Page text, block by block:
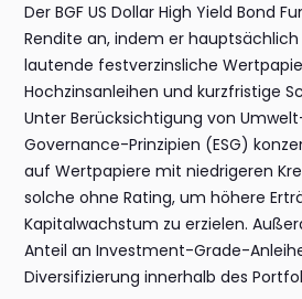
Der BGF US Dollar High Yield Bond
Rendite an, indem er hauptsächlich
lautende festverzinsliche
Hochzinsanleihen und kurzfristige
Unter Berücksichtigung von
Governance-Prinzipien (ESG)
auf Wertpapiere mit niedrigeren
solche ohne Rating, um höhere
Kapitalwachstum zu erzielen.
Anteil an Investment-Grade-
Diversifizierung innerhalb des